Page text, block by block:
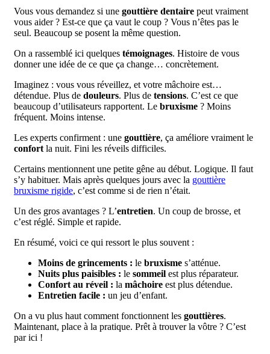
Vous vous demandez si une gouttière dentaire peut vraiment
vous aider ? Est-ce que ça vaut le coup ? Vous n’êtes pas le
seul. Beaucoup se posent la même question.
On a rassemblé ici quelques témoignages. Histoire de vous
donner une idée de ce que ça change… concrètement.
Imaginez : vous vous réveillez, et votre mâchoire est…
détendue. Plus de douleurs. Plus de tensions. C’est ce que
beaucoup d’utilisateurs rapportent. Le bruxisme ? Moins
fréquent. Moins intense.
Les experts confirment : une gouttière, ça améliore vraiment le
confort la nuit. Fini les réveils difficiles.
Certains mentionnent une petite gêne au début. Logique. Il faut
s’y habituer. Mais après quelques jours avec la gouttière
bruxisme rigide, c’est comme si de rien n’était.
Un des gros avantages ? L’entretien. Un coup de brosse, et
c’est réglé. Simple et rapide.
En résumé, voici ce qui ressort le plus souvent :
Moins de grincements : le bruxisme s’atténue.
Nuits plus paisibles : le sommeil est plus réparateur.
Confort au réveil : la mâchoire est plus détendue.
Entretien facile : un jeu d’enfant.
On a vu plus haut comment fonctionnent les gouttières.
Maintenant, place à la pratique. Prêt à trouver la vôtre ? C’est
par ici !